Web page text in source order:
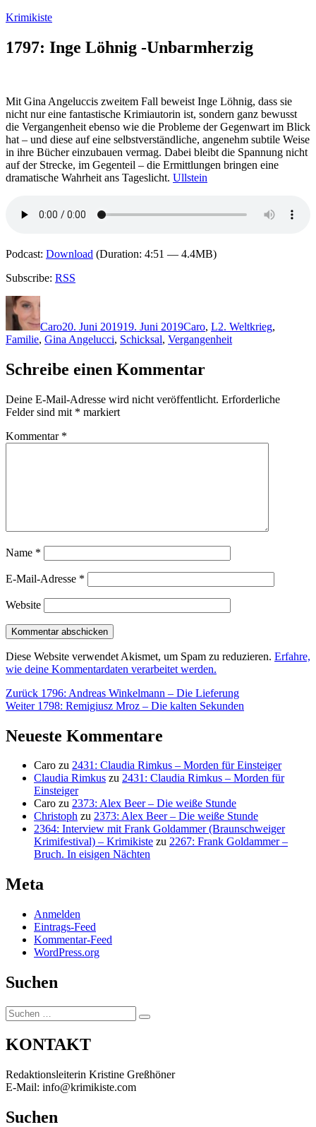
Zum
springen
Krimikiste
1797: Inge Löhnig -Unbarmherzig
Mit Gina Angeluccis zweitem Fall beweist Inge Löhnig, dass sie
nicht nur eine fantastische Krimiautorin ist, sondern ganz bewusst
die Vergangenheit ebenso wie die Probleme der Gegenwart im Blick
hat – und diese auf eine selbstverständliche, angenehm subtile Weise
in ihre Bücher einzubauen vermag. Dabei bleibt die Spannung nicht
auf der Strecke, im Gegenteil – die Ermittlungen bringen eine
dramatische Wahrheit ans Tageslicht. Ullstein
Podcast: Download (Duration: 4:51 — 4.4MB)
Subscribe: RSS
Autor
Caro20. Juni 201919. Juni 2019Caro, L2. Weltkrieg,
Familie, Gina Angelucci, Schicksal, Vergangenheit
Schreibe einen Kommentar
Deine E-Mail-Adresse wird nicht veröffentlicht. Erforderliche
Felder sind mit * markiert
Kommentar *
Name *
E-Mail-Adresse *
Website
Diese Website verwendet Akismet, um Spam zu reduzieren. Erfahre,
wie deine Kommentardaten verarbeitet werden.
Beitragsnavigation
Zurück Vorheriger
Beitrag:
1796: Andreas Winkelmann – Die Lieferung
Weiter Nächster
1798: Remigiusz Mroz – Die kalten Sekunden
Neueste Kommentare
Caro zu 2431: Claudia Rimkus – Morden für Einsteiger
Claudia Rimkus zu 2431: Claudia Rimkus – Morden für
Einsteiger
Caro zu 2373: Alex Beer – Die weiße Stunde
Christoph zu 2373: Alex Beer – Die weiße Stunde
2364: Interview mit Frank Goldammer (Braunschweiger
Krimifestival) – Krimikiste zu 2267: Frank Goldammer –
Bruch. In eisigen Nächten
Meta
Anmelden
Eintrags-Feed
Kommentar-Feed
WordPress.org
Suchen
Suchen
nach:
Suchen
KONTAKT
Redaktionsleiterin Kristine Greßhöner
E-Mail: info@krimikiste.com
Suchen